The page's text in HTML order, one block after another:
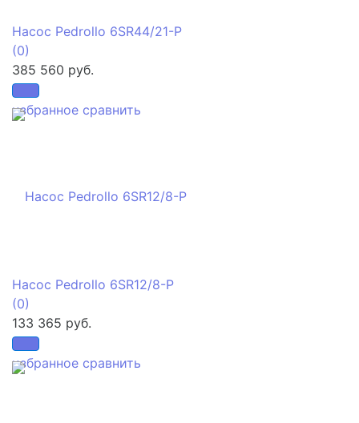
избранное сравнить
Насос Pedrollo 6SR44/21-P
(0)
385 560 руб.
избранное сравнить
Насос Pedrollo 6SR12/8-P
(0)
133 365 руб.